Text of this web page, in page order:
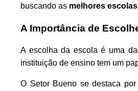
buscando as melhores
A Importância de
A escolha da escola é uma
instituição de ensino tem um
O Setor Bueno se destaca